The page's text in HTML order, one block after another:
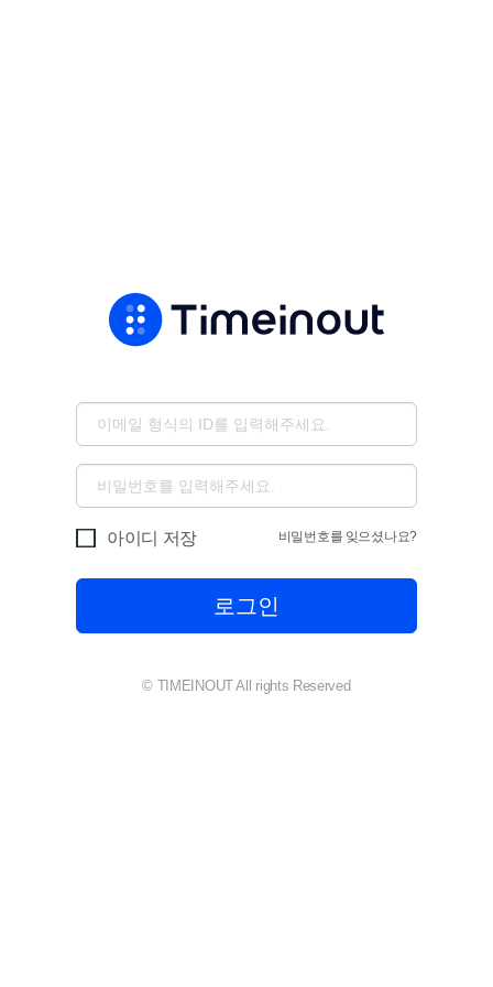
아이디 저장 비밀번호를 잊으셨나요?
© TIMEINOUT All rights Reserved